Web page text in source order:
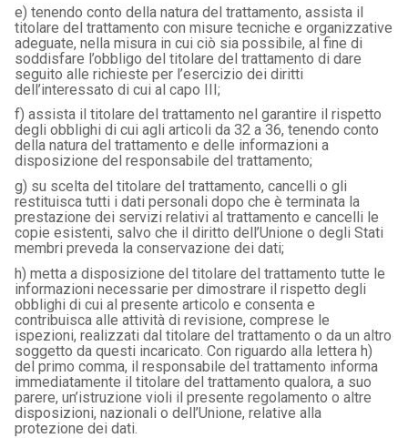
e) tenendo conto della natura del trattamento, assista il
titolare del trattamento con misure tecniche e organizzative
adeguate, nella misura in cui ciò sia possibile, al fine di
soddisfare l’obbligo del titolare del trattamento di dare
seguito alle richieste per l’esercizio dei diritti
dell’interessato di cui al capo III;
f) assista il titolare del trattamento nel garantire il rispetto
degli obblighi di cui agli articoli da 32 a 36, tenendo conto
della natura del trattamento e delle informazioni a
disposizione del responsabile del trattamento;
g) su scelta del titolare del trattamento, cancelli o gli
restituisca tutti i dati personali dopo che è terminata la
prestazione dei servizi relativi al trattamento e cancelli le
copie esistenti, salvo che il diritto dell’Unione o degli Stati
membri preveda la conservazione dei dati;
h) metta a disposizione del titolare del trattamento tutte le
informazioni necessarie per dimostrare il rispetto degli
obblighi di cui al presente articolo e consenta e
contribuisca alle attività di revisione, comprese le
ispezioni, realizzati dal titolare del trattamento o da un altro
soggetto da questi incaricato. Con riguardo alla lettera h)
del primo comma, il responsabile del trattamento informa
immediatamente il titolare del trattamento qualora, a suo
parere, un’istruzione violi il presente regolamento o altre
disposizioni, nazionali o dell’Unione, relative alla
protezione dei dati.